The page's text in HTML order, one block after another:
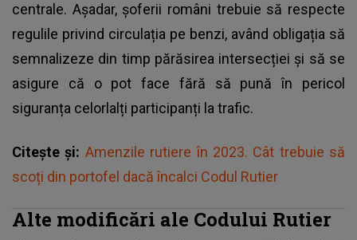
centrale. Așadar, şoferii români trebuie să respecte
regulile privind circulația pe benzi, având obligația să
semnalizeze din timp părăsirea intersecției și să se
asigure că o pot face fără să pună în pericol
siguranța celorlalți participanți la trafic.
Citește și: Amenzile rutiere în 2023. Cât trebuie să
scoți din portofel dacă încalci Codul Rutier
Alte modificări ale Codului Rutier